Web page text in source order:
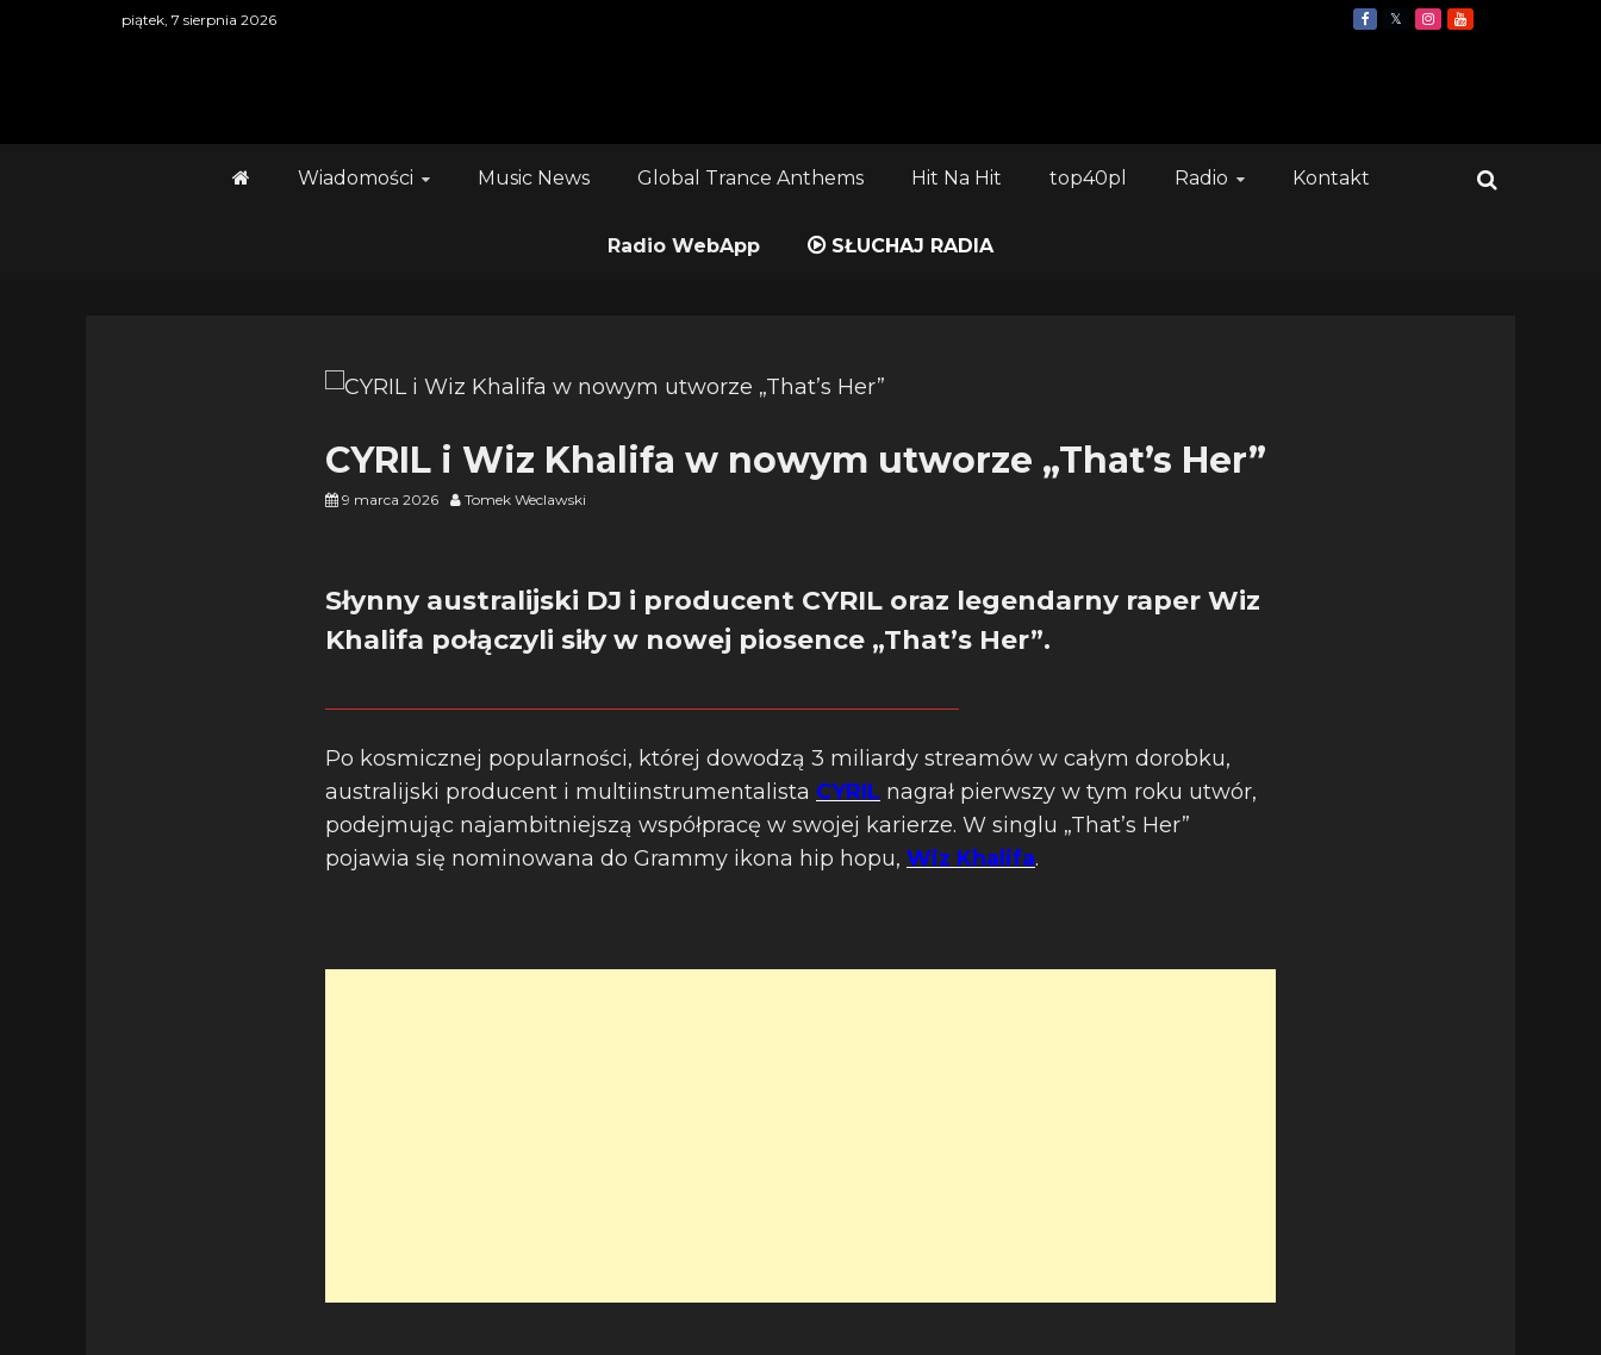
piątek, 7 sierpnia 2026
Wiadomości Music News Global Trance Anthems Hit Na Hit top40pl Radio Kontakt
Radio WebApp SŁUCHAJ RADIA
CYRIL i Wiz Khalifa w nowym utworze „That’s Her”
9 marca 2026 Tomek Weclawski
Słynny australijski DJ i producent CYRIL oraz legendarny raper Wiz
Khalifa połączyli siły w nowej piosence „That’s Her”.
Po kosmicznej popularności, której dowodzą 3 miliardy streamów w całym dorobku,
australijski producent i multiinstrumentalista CYRIL nagrał pierwszy w tym roku utwór,
podejmując najambitniejszą współpracę w swojej karierze. W singlu „That’s Her”
pojawia się nominowana do Grammy ikona hip hopu, Wiz Khalifa.